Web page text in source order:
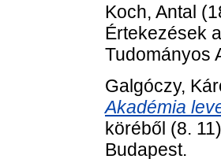
Koch, Antal
Értekezések
Tudományos
Galgóczy,
Akadémia
köréből (8.
Budapest.